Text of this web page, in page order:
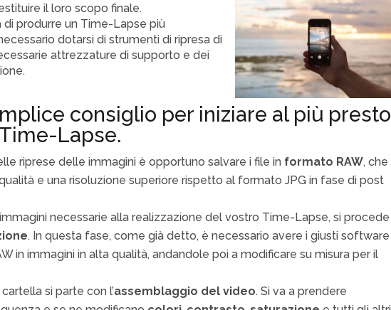
il loro scopo finale.
di produrre un Time-Lapse più
dotarsi di strumenti di ripresa di
attrezzature di supporto e dei
consiglio per iniziare al più presto
Lapse.
riprese delle immagini è opportuno salvare i file in formato RAW, che
e una risoluzione superiore rispetto al formato JPG in fase di post
necessarie alla realizzazione del vostro Time-Lapse, si procede
. In questa fase, come già detto, è necessario avere i giusti software
in immagini in alta qualità, andandole poi a modificare su misura per il
si parte con l’assemblaggio del video. Si va a prendere